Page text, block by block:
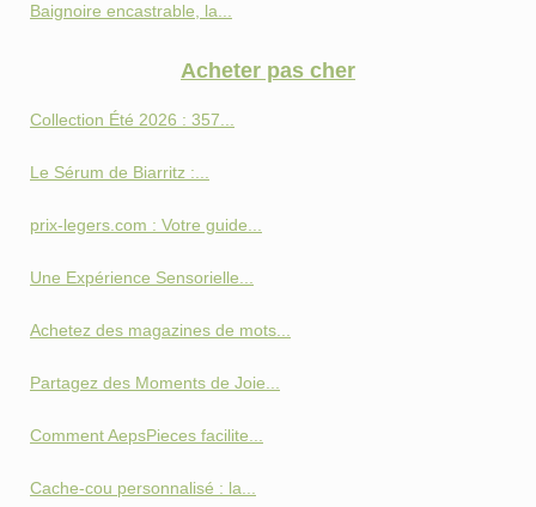
Baignoire encastrable, la...
Acheter pas cher
Collection Été 2026 : 357...
Le Sérum de Biarritz :...
prix-legers.com : Votre guide...
Une Expérience Sensorielle...
Achetez des magazines de mots...
Partagez des Moments de Joie...
Comment AepsPieces facilite...
Cache-cou personnalisé : la...